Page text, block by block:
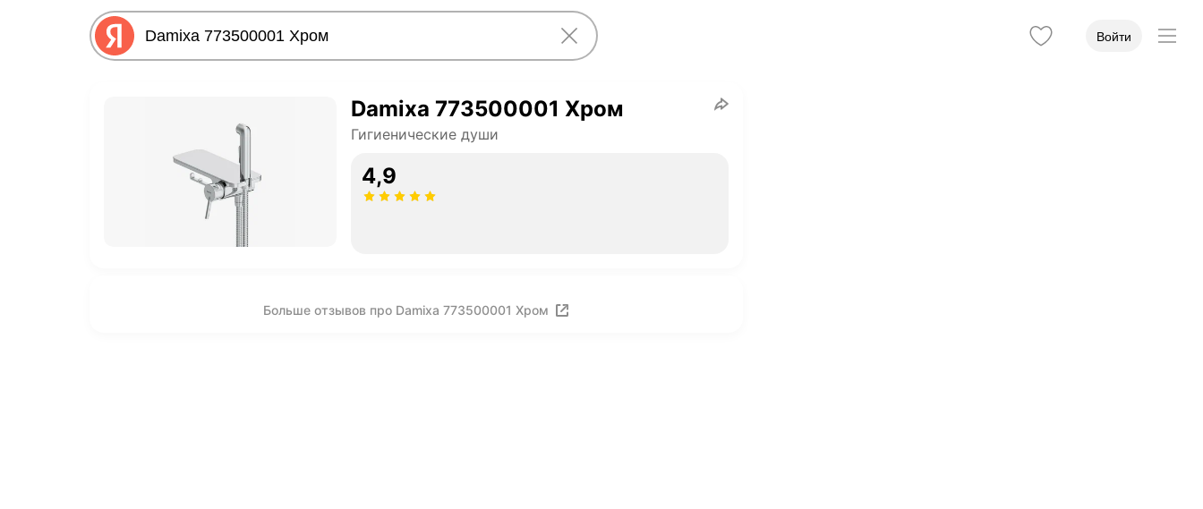
Войти
Damixa 773500001 Хром
Гигиенические души
4,9
Больше отзывов про Damixa 773500001 Хром